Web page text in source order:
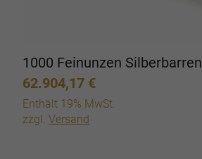
1000 Feinunzen Silberbarren
62.904,17 €
Enthält 19% MwSt.
zzgl.Versand